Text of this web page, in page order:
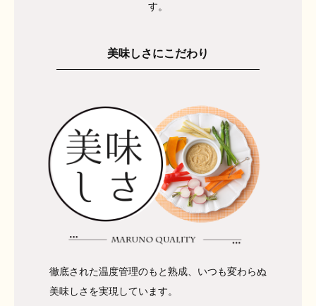
す。
美味しさにこだわり
徹底された温度管理のもと熟成、いつも変わらぬ
美味しさを実現しています。